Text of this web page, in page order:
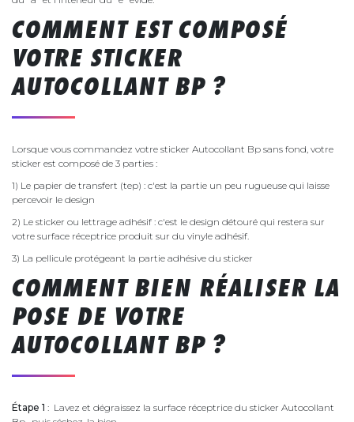
COMMENT EST COMPOSÉ
VOTRE STICKER
AUTOCOLLANT BP ?
Lorsque vous commandez votre sticker Autocollant Bp sans fond, votre
sticker est composé de 3 parties :
1) Le papier de transfert (tep) : c'est la partie un peu rugueuse qui laisse
percevoir le design
2) Le sticker ou lettrage adhésif : c'est le design détouré qui restera sur
votre surface réceptrice produit sur du vinyle adhésif.
3) La pellicule protégeant la partie adhésive du sticker
COMMENT BIEN RÉALISER LA
POSE DE VOTRE
AUTOCOLLANT BP ?
Étape 1 : Lavez et dégraissez la surface réceptrice du sticker Autocollant